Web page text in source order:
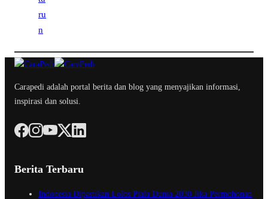
Carapedi adalah portal berita dan blog yang menyajikan informasi,
inspirasi dan solusi.
Berita Terbaru
Indonesia Dipastikan Lolos Piala Dunia 2030 Jika Permohonan